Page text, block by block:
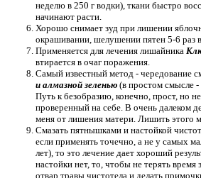
неделю в 250 г водки), ткани быстро
начинают расти.
Хорошо снимает зуд при лишении
окрашивании, шелушении пятен 5-6 раз
Применяется для лечения лишайника
втирается в очаг поражения.
Самый известный метод - чередование
и алмазной зеленью (в простом смысле -
Путь к безобразию, конечно, прост, но
проверенный на себе. В очень далеком
меня от лишения матери. Лишить этого
Смазать пятнышками и настойкой
если применять точечно, а не у самых
лет), то это лечение дает хороший
настойки нет, то, чтобы не терять время
отвар травы чистотела и делать